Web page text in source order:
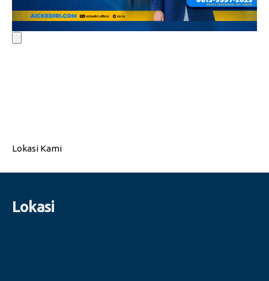
Lokasi Kami
Lokasi